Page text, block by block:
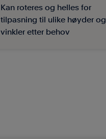
Kan roteres og helles for
tilpasning til ulike høyder og
vinkler etter behov